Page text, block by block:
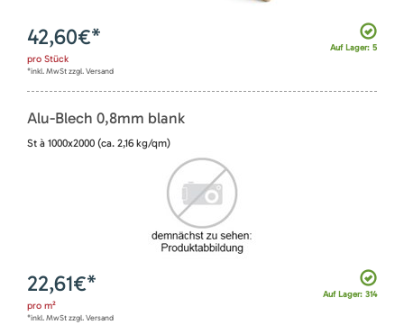
Auf Lager: 5
42,60€*
pro Stück
*inkl. MwSt zzgl. Versand
Alu-Blech 0,8mm blank
St à 1000x2000 (ca. 2,16 kg/qm)
Auf Lager: 314
22,61€*
pro m²
*inkl. MwSt zzgl. Versand